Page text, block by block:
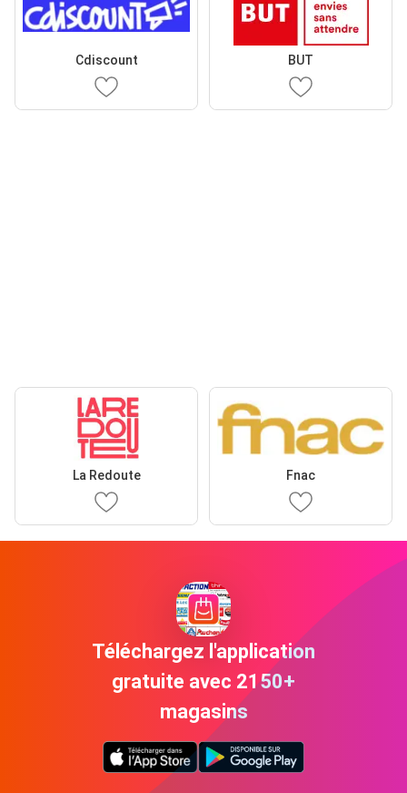
Cdiscount BUT
La Redoute Fnac
Téléchargez l'application
gratuite avec 2150+
magasins